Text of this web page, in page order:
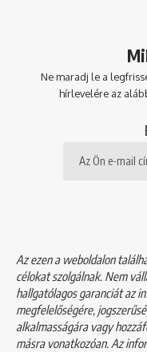
Ne maradj le a
hírlevelére az
Az ezen a weboldalon
célokat szolgálnak. Nem
hallgatólagos garanciát az
megfelelőségére,
alkalmasságára vagy
másra vonatkozóan. Az